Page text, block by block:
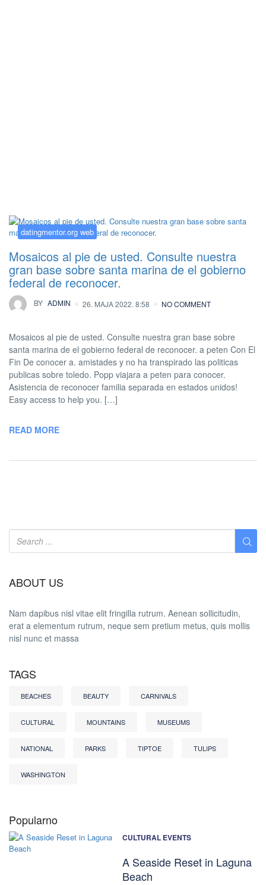
datingmentor.org web
Mosaicos al pie de usted. Consulte nuestra
gran base sobre santa marina de el gobierno
federal de reconocer.
BY ADMIN 26. MAJA 2022. 8:58 NO COMMENT
Mosaicos al pie de usted. Consulte nuestra gran base sobre
santa marina de el gobierno federal de reconocer. a peten Con El
Fin De conocer a. amistades y no ha transpirado las politicas
publicas sobre toledo. Popp viajara a peten para conocer.
Asistencia de reconocer familia separada en estados unidos!
Easy access to help you. […]
READ MORE
ABOUT US
Nam dapibus nisl vitae elit fringilla rutrum. Aenean sollicitudin,
erat a elementum rutrum, neque sem pretium metus, quis mollis
nisl nunc et massa
TAGS
BEACHES BEAUTY CARNIVALS
CULTURAL MOUNTAINS MUSEUMS
NATIONAL PARKS TIPTOE TULIPS
WASHINGTON
Popularno
CULTURAL EVENTS
A Seaside Reset in Laguna
Beach